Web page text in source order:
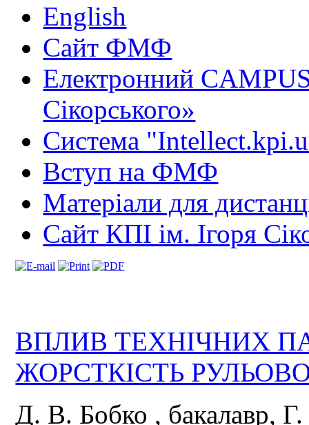
English
Сайт ФМФ
Електронний
Сікорського»
Система
Вступ на ФМФ
Матеріали для
Сайт КПІ ім. Ігоря
ВПЛИВ ТЕХНІЧНИХ
ЖОРСТКІСТЬ
Д. В. Бобко , бакалавр,